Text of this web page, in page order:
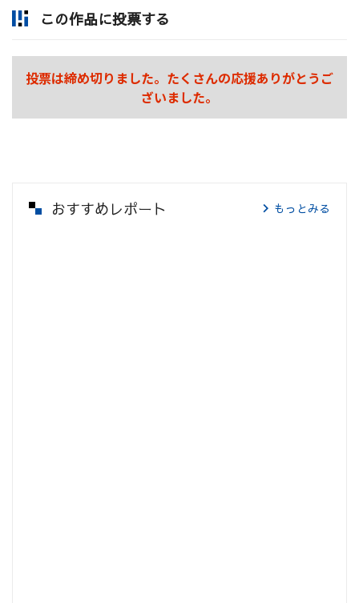
この作品に投票する
投票は締め切りました。たくさんの応援ありがとうご
ざいました。
おすすめレポート もっとみる